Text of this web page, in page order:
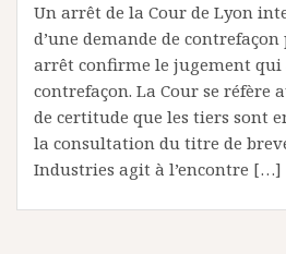
Un arrêt de la Cour de Lyon
d’une demande de
arrêt confirme le jugement qui
contrefaçon. La Cour se réfère
de certitude que les tiers sont
la consultation du titre de
Industries agit à l’encontre […]